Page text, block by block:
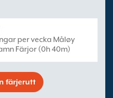
per vecka Måløy
Färjor (0h 40m)
färjerutt